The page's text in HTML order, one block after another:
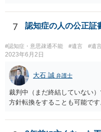
7 認知症の人の公正証
#認知症・意思疎通不能 #遺言 #遺
2023年6月2日
大石 誠 弁護士
裁判中（まだ終結していない
方針転換をすることも可能です